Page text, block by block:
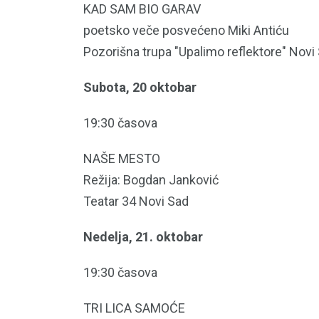
KAD SAM BIO GARAV
poetsko veče posvećeno Miki Antiću
Pozorišna trupa "Upalimo reflektore" Novi
Subota, 20 oktobar
19:30 časova
NAŠE MESTO
Režija: Bogdan Janković
Teatar 34 Novi Sad
Nedelja, 21. oktobar
19:30 časova
TRI LICA SAMOĆE